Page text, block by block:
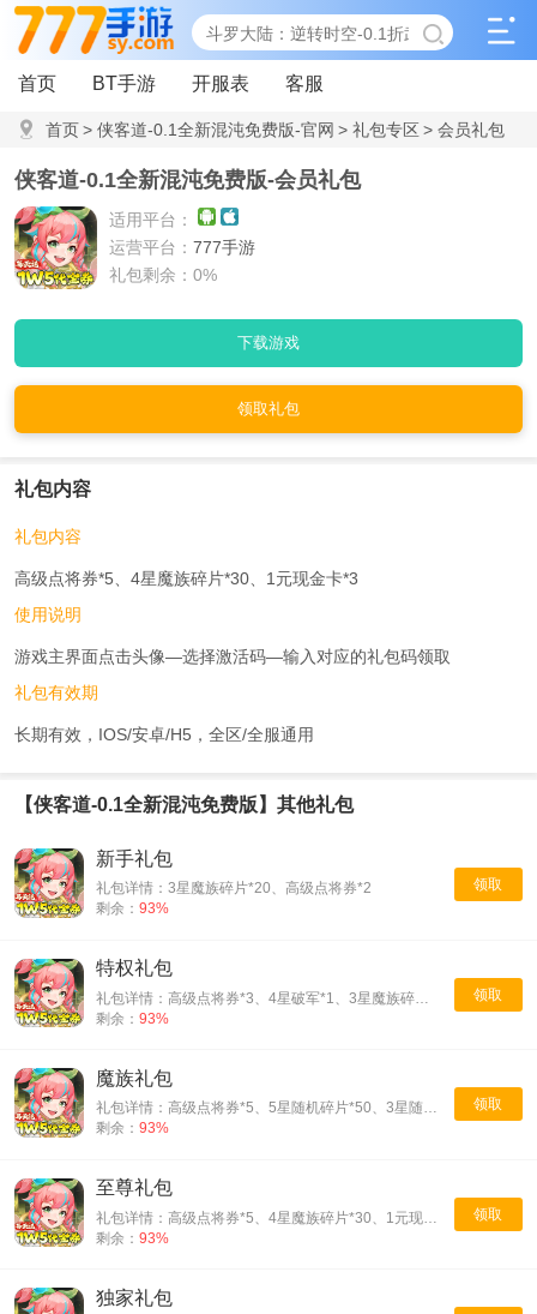
首页 BT手游 开服表 客服
首页> 侠客道-0.1全新混沌免费版-官网 > 礼包专区 > 会员礼包
侠客道-0.1全新混沌免费版-会员礼包
适用平台：
运营平台： 777手游
礼包剩余：0%
下载游戏
领取礼包
礼包内容
礼包内容
高级点将券*5、4星魔族碎片*30、1元现金卡*3
使用说明
游戏主界面点击头像—选择激活码—输入对应的礼包码领取
礼包有效期
长期有效，IOS/安卓/H5，全区/全服通用
【侠客道-0.1全新混沌免费版】其他礼包
领取
新手礼包
礼包详情：3星魔族碎片*20、高级点将券*2
剩余： 93%
领取
特权礼包
礼包详情：高级点将券*3、4星破军*1、3星魔族碎片*30、仙玉*88
剩余： 93%
领取
魔族礼包
礼包详情：高级点将券*5、5星随机碎片*50、3星随机碎片*30、仙玉*188
剩余： 93%
领取
至尊礼包
礼包详情：高级点将券*5、4星魔族碎片*30、1元现金卡*3
剩余： 93%
独家礼包